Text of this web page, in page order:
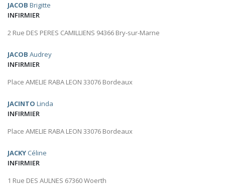
JACOB Brigitte
INFIRMIER
2 Rue DES PERES CAMILLIENS 94366 Bry-sur-Marne
JACOB Audrey
INFIRMIER
Place AMELIE RABA LEON 33076 Bordeaux
JACINTO Linda
INFIRMIER
Place AMELIE RABA LEON 33076 Bordeaux
JACKY Céline
INFIRMIER
1 Rue DES AULNES 67360 Woerth